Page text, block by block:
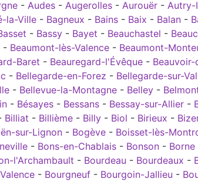
- Audes - Augerolles - Aurouër - Autry-
la-Ville - Bagneux - Bains - Baix - Balan -
- Bassy - Bayet - Beauchastel -
- Beaumont-lès-Valence - Beaumont-
Baret - Beauregard-l'Évêque -
- Bellegarde-en-Forez - Bellegarde-sur-
- Bellevue-la-Montagne - Belley -
- Bésayes - Bessans - Bessay-sur-Allier -
Billiat - Billième - Billy - Biol - Birieux -
sur-Lignon - Bogève - Boisset-lès-
- Bons-en-Chablais - Bonson - Borne
l'Archambault - Bourdeau - Bourdeaux -
- Bourgneuf - Bourgoin-Jallieu -